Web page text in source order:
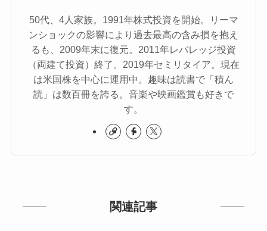
50代、4人家族。1991年株式投資を開始。リーマ
ンショックの影響により過去最高の含み損を抱え
るも、2009年末に復元。2011年レバレッジ投資
（両建て投資）終了。2019年セミリタイア。現在
は米国株を中心に運用中。趣味は読書で「積ん
読」は数百冊を誇る。音楽や映画鑑賞も好きで
す。
関連記事